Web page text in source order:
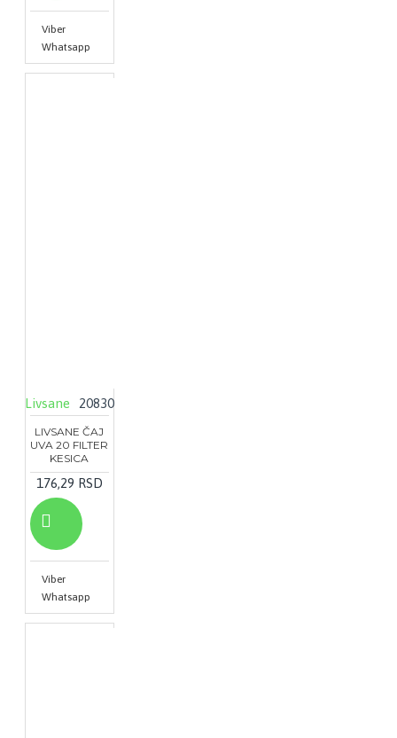
Viber
Whatsapp
Livsane 20830
LIVSANE ČAJ
UVA 20 FILTER
KESICA
176,29 RSD
Viber
Whatsapp